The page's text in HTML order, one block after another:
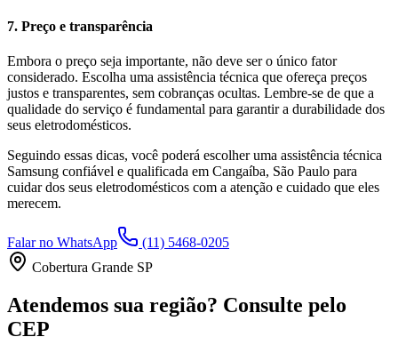
7. Preço e transparência
Embora o preço seja importante, não deve ser o único fator
considerado. Escolha uma assistência técnica que ofereça preços
justos e transparentes, sem cobranças ocultas. Lembre-se de que a
qualidade do serviço é fundamental para garantir a durabilidade dos
seus eletrodomésticos.
Seguindo essas dicas, você poderá escolher uma assistência técnica
Samsung confiável e qualificada em Cangaíba, São Paulo para
cuidar dos seus eletrodomésticos com a atenção e cuidado que eles
merecem.
Falar no WhatsApp
(11) 5468-0205
Cobertura Grande SP
Atendemos sua região? Consulte pelo
CEP